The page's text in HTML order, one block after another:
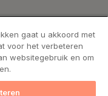
gaat u akkoord met
voor het verbeteren
websitegebruik en om